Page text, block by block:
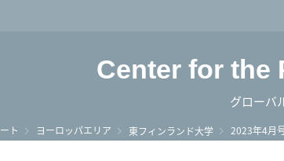
龍谷大学 You,
Center for the
グローバ
ト ヨーロッパエリア 東フィンランド大学 2023年4月